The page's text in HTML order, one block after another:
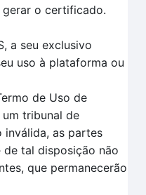
o certificado.
a seu exclusivo
uso à plataforma ou
de Uso de
tribunal de
inválida, as partes
tal disposição não
que permanecerão